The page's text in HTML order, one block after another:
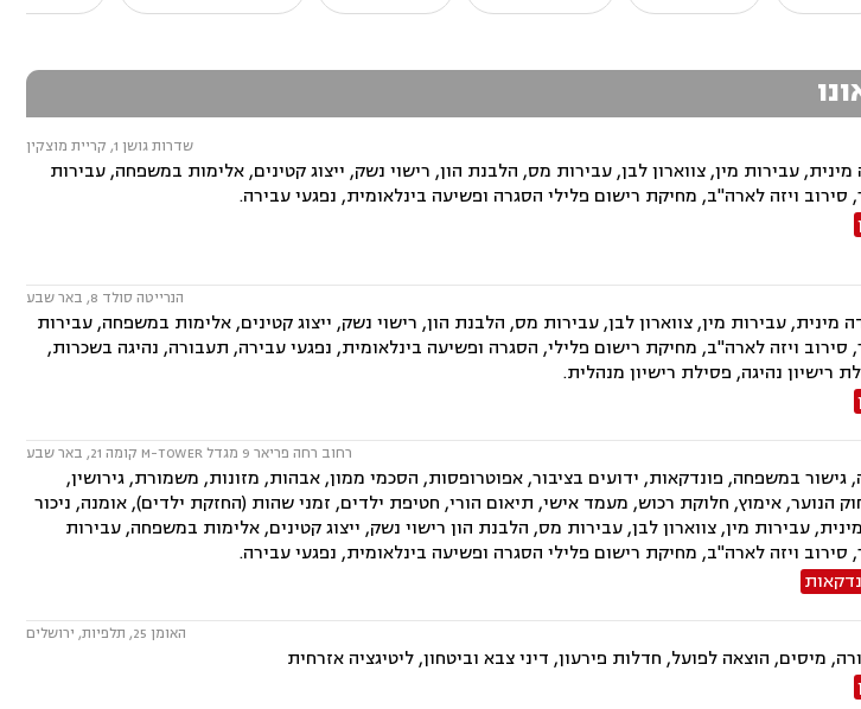
שדרות גושן 1, קריית מוצקין
עבירות מין, צווארון לבן, עבירות מס, הלבנת הון, רישוי נשק, ייצוג קטינים, אלימות במשפחה, עבירות
ויזה לארה"ב, מחיקת רישום פלילי הסגרה ופשיעה בינלאומית, נפגעי עבירה.
הנרייטה סולד 8, באר שבע
עבירות מין, צווארון לבן, עבירות מס, הלבנת הון, רישוי נשק, ייצוג קטינים, אלימות במשפחה, עבירות
ויזה לארה"ב, מחיקת רישום פלילי, הסגרה ופשיעה בינלאומית, נפגעי עבירה, תעבורה, נהיגה בשכרות,
רישיון נהיגה, פסילת רישיון מנהלית.
רחוב רחה פריאר 9 מגדל M-TOWER קומה 21, באר שבע
במשפחה, פונדקאות, ידועים בציבור, אפוטרופסות, הסכמי ממון, אבהות, מזונות, משמורת, גירושין,
הנוער, אימוץ, חלוקת רכוש, מעמד אישי, תיאום הורי, חטיפת ילדים, זמני שהות (החזקת ילדים), אומנה, ניכור
עבירות מין, צווארון לבן, עבירות מס, הלבנת הון רישוי נשק, ייצוג קטינים, אלימות במשפחה, עבירות
ויזה לארה"ב, מחיקת רישום פלילי הסגרה ופשיעה בינלאומית, נפגעי עבירה.
האומן 25, תלפיות, ירושלים
מיסים, הוצאה לפועל, חדלות פירעון, דיני צבא וביטחון, ליטיגציה אזרחית